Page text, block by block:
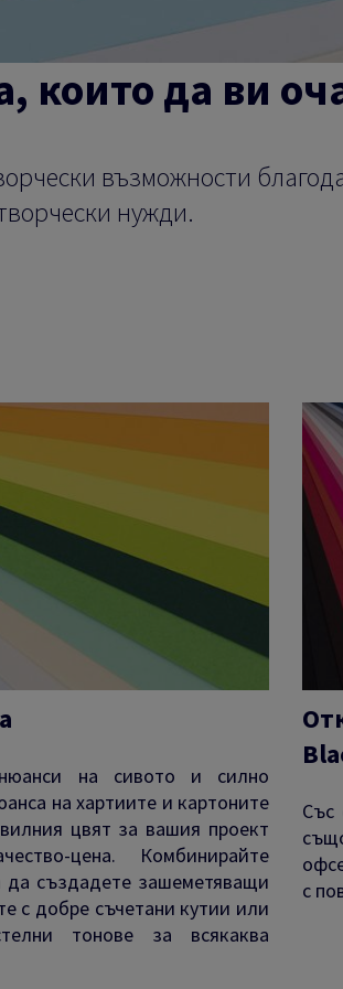
които да ви
възможности
нужди.
на сивото и силно
на хартиите и картоните
цвят за вашия проект
цена. Комбинирайте
да създадете зашеметяващи
с добре съчетани кутии или
тонове за всякаква
Със
с